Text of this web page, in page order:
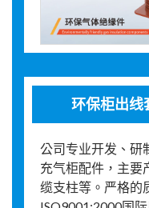
环保柜出线
公司专业开发、研
充气柜配件，主要
缆支柱等。严格的